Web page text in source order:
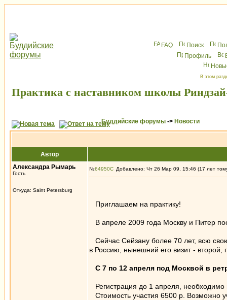
FAQ Поиск
Профиль
В этом
Практика с наставником школы
Буддийские форумы -> Новости
Автор
Александра Рымарь
Гость
Откуда: Saint Petersburg
№64950 Добавлено: Чт 26 Мар 09, 15:46 (17 лет
Приглашаем на практику!
В апреле 2009 года Москву и Питер
Сейчас Сейзану более 70 лет, всю
в Россию, нынешний его визит - второй,
С 7 по 12 апреля под Москвой в
Регистрация до 1 апреля, необходимо
Стоимость участия 6500 р. Возможно